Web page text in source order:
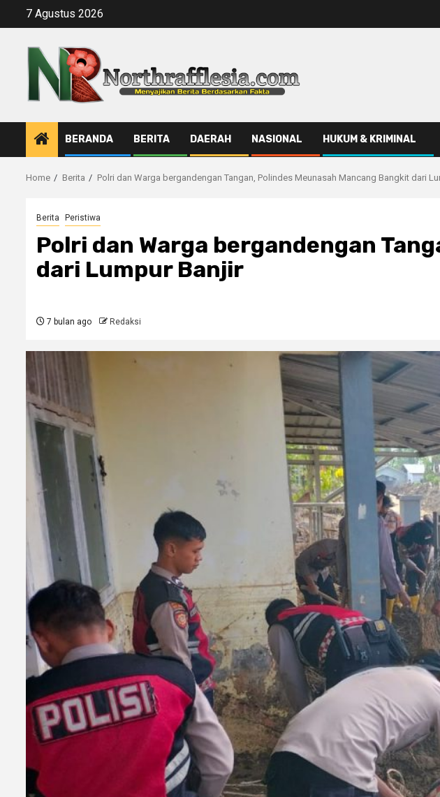
7 Agustus 2026
BERANDA BERITA DAERAH NASIONAL HUKUM & KRIMINAL
Home Berita Polri dan Warga bergandengan Tangan, Polindes Meunasah Mancang Bangkit dari
Berita Peristiwa
Polri dan Warga bergandengan
dari Lumpur Banjir
7 bulan ago Redaksi